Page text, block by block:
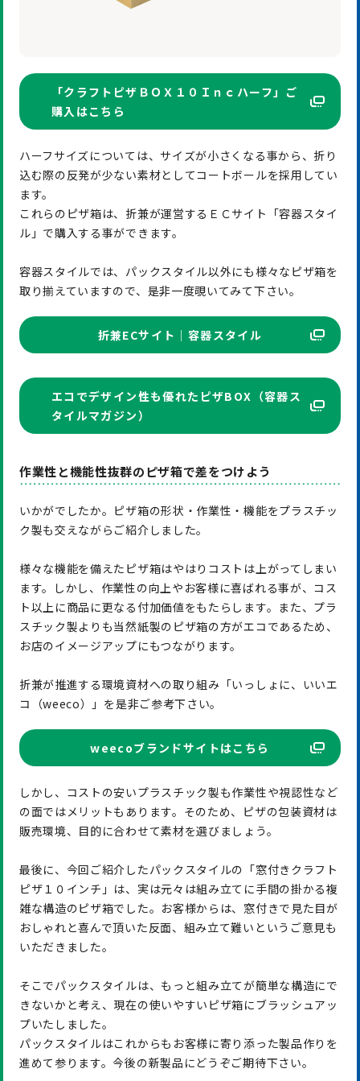
「クラフトピザＢＯＸ１０Ｉｎｃハーフ」ご
購入はこちら
ハーフサイズについては、サイズが小さくなる事から、折り
込む際の反発が少ない素材としてコートボールを採用してい
ます。
これらのピザ箱は、折兼が運営するＥＣサイト「容器スタイ
ル」で購入する事ができます。
容器スタイルでは、パックスタイル以外にも様々なピザ箱を
取り揃えていますので、是非一度覗いてみて下さい。
折兼ECサイト│容器スタイル
エコでデザイン性も優れたピザBOX（容器ス
タイルマガジン）
作業性と機能性抜群のピザ箱で差をつけよう
いかがでしたか。ピザ箱の形状・作業性・機能をプラスチッ
ク製も交えながらご紹介しました。
様々な機能を備えたピザ箱はやはりコストは上がってしまい
ます。しかし、作業性の向上やお客様に喜ばれる事が、コス
ト以上に商品に更なる付加価値をもたらします。また、プラ
スチック製よりも当然紙製のピザ箱の方がエコであるため、
お店のイメージアップにもつながります。
折兼が推進する環境資材への取り組み「いっしょに、いいエ
コ（weeco）」を是非ご参考下さい。
weecoブランドサイトはこちら
しかし、コストの安いプラスチック製も作業性や視認性など
の面ではメリットもあります。そのため、ピザの包装資材は
販売環境、目的に合わせて素材を選びましょう。
最後に、今回ご紹介したパックスタイルの「窓付きクラフト
ピザ１０インチ」は、実は元々は組み立てに手間の掛かる複
雑な構造のピザ箱でした。お客様からは、窓付きで見た目が
おしゃれと喜んで頂いた反面、組み立て難いというご意見も
いただきました。
そこでパックスタイルは、もっと組み立てが簡単な構造にで
きないかと考え、現在の使いやすいピザ箱にブラッシュアッ
プいたしました。
パックスタイルはこれからもお客様に寄り添った製品作りを
進めて参ります。今後の新製品にどうぞご期待下さい。